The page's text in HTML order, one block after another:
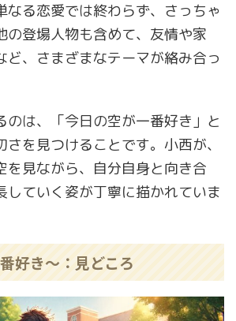
なる恋愛では終わらず、さっちゃ
の登場人物も含めて、友情や家
ど、さまざまなテーマが絡み合っ
のは、「今日の空が一番好き」と
を見つけることです。小西が、
を見ながら、自分自身と向き合
していく姿が丁寧に描かれていま
好き～：見どころ